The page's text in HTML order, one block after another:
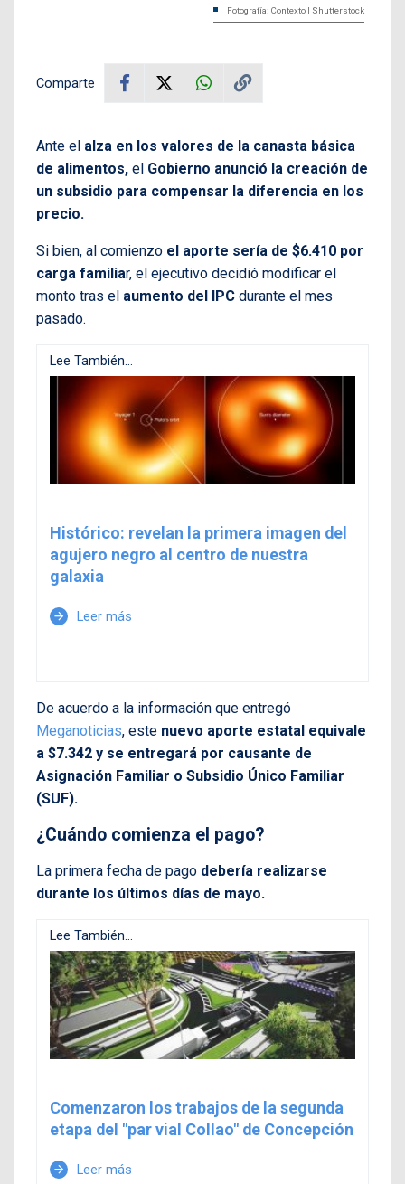
Fotografía: Contexto | Shutterstock
Comparte
Ante el alza en los valores de la canasta básica
de alimentos, el Gobierno anunció la creación de
un subsidio para compensar la diferencia en los
precio.
Si bien, al comienzo el aporte sería de $6.410 por
carga familiar, el ejecutivo decidió modificar el
monto tras el aumento del IPC durante el mes
pasado.
Lee También...
Histórico: revelan la primera imagen del
agujero negro al centro de nuestra
galaxia
arrow_forward Leer más
De acuerdo a la información que entregó
Meganoticias, este nuevo aporte estatal equivale
a $7.342 y se entregará por causante de
Asignación Familiar o Subsidio Único Familiar
(SUF).
¿Cuándo comienza el pago?
La primera fecha de pago debería realizarse
durante los últimos días de mayo.
Lee También...
Comenzaron los trabajos de la segunda
etapa del "par vial Collao" de Concepción
arrow_forward Leer más